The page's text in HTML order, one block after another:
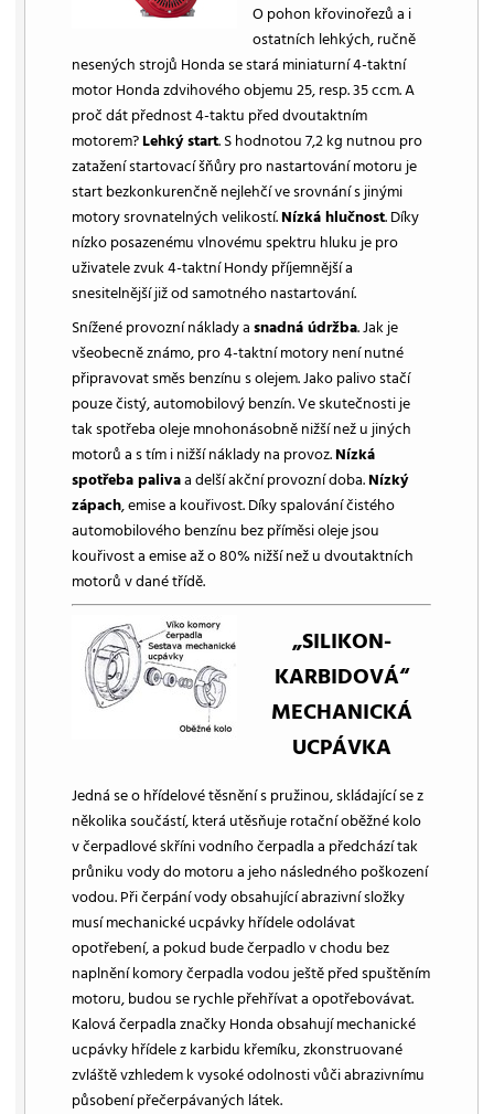
O pohon křovinořezů a i
ostatních lehkých, ručně
nesených strojů Honda se stará miniaturní 4-taktní
motor Honda zdvihového objemu 25, resp. 35 ccm. A
proč dát přednost 4-taktu před dvoutaktním
motorem?Lehký start. S hodnotou 7,2 kg nutnou pro
zatažení startovací šňůry pro nastartování motoru je
start bezkonkurenčně nejlehčí ve srovnání s jinými
motory srovnatelných velikostí.Nízká hlučnost. Díky
nízko posazenému vlnovému spektru hluku je pro
uživatele zvuk 4-taktní Hondy příjemnější a
snesitelnější již od samotného nastartování.
Snížené provozní náklady asnadná údržba. Jak je
všeobecně známo, pro 4-taktní motory není nutné
připravovat směs benzínu s olejem. Jako palivo stačí
pouze čistý, automobilový benzín. Ve skutečnosti je
tak spotřeba oleje mnohonásobně nižší než u jiných
motorů a s tím i nižší náklady na provoz.Nízká
spotřeba palivaa delší akční provozní doba.Nízký
zápach, emise a kouřivost. Díky spalování čistého
automobilového benzínu bez příměsi oleje jsou
kouřivost a emise až o 80% nižší než u dvoutaktních
motorů v dané třídě.
„SILIKON-
KARBIDOVÁ“
MECHANICKÁ
UCPÁVKA
Jedná se o hřídelové těsnění s pružinou, skládající se z
několika součástí, která utěsňuje rotační oběžné kolo
v čerpadlové skříni vodního čerpadla a předchází tak
průniku vody do motoru a jeho následného poškození
vodou. Při čerpání vody obsahující abrazivní složky
musí mechanické ucpávky hřídele odolávat
opotřebení, a pokud bude čerpadlo v chodu bez
naplnění komory čerpadla vodou ještě před spuštěním
motoru, budou se rychle přehřívat a opotřebovávat.
Kalová čerpadla značky Honda obsahují mechanické
ucpávky hřídele z karbidu křemíku, zkonstruované
zvláště vzhledem k vysoké odolnosti vůči abrazivnímu
působení přečerpávaných látek.